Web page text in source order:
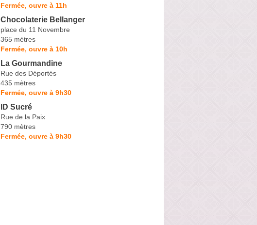
Fermée, ouvre à 11h
Chocolaterie Bellanger
place du 11 Novembre
365 mètres
Fermée, ouvre à 10h
La Gourmandine
Rue des Déportés
435 mètres
Fermée, ouvre à 9h30
ID Sucré
Rue de la Paix
790 mètres
Fermée, ouvre à 9h30